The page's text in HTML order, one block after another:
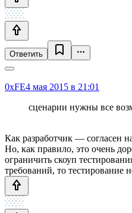
Ответить
0xFE4 мая 2015 в 21:01
сценарии нужны все
Как разработчик — согласен
Но, как правило, это очень
ограничить скоуп
требований, то тестирование